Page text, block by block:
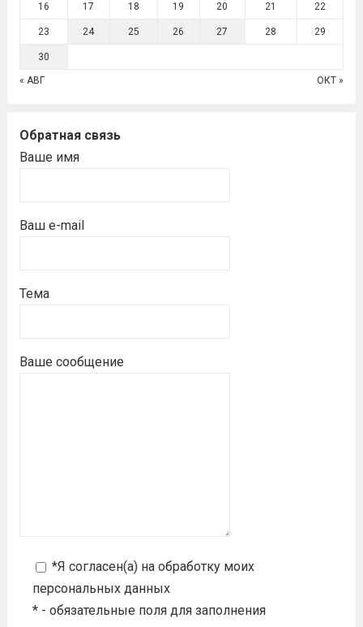
16 17 18 19 20 21 22
23 24 25 26 27 28 29
30
« АВГ ОКТ »
Обратная связь
Ваше имя
Ваш e-mail
Тема
Ваше сообщение
*Я согласен(а) на обработку моих
персональных данных
* - обязательные поля для заполнения